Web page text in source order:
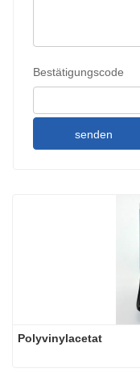
Bestätigungscode
senden
Polyvinylacetat